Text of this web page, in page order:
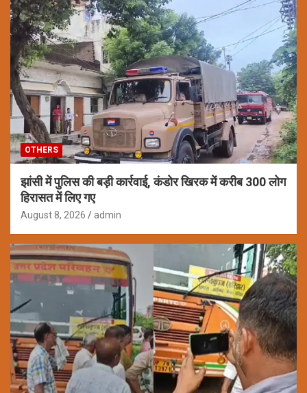
OTHERS
झांसी में पुलिस की बड़ी कार्रवाई, कंडोर खिरक में करीब 300 लोग
हिरासत में लिए गए
August 8, 2026 admin